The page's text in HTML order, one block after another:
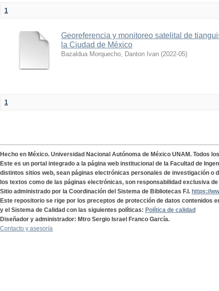
1
Georeferencia y monitoreo satelital de
la Ciudad de México
Bazaldua Morquecho, Danton Ivan (2022-05)
1
Hecho en México. Universidad Nacional Autónoma de México UNAM. Todos
Este es un portal integrado a la página web institucional de la Facultad de
distintos sitios web, sean páginas electrónicas personales de investigación o
los textos como de las páginas electrónicas, son responsabilidad exclusiva
Sitio administrado por la Coordinación del Sistema de Bibliotecas F.I. https://
Este repositorio se rige por los preceptos de protección de datos contenidos
y el Sistema de Calidad con las siguientes políticas: Política de calidad
Diseñador y administrador: Mtro Sergio Israel Franco García.
Contacto y asesoría